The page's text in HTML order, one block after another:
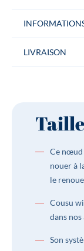
Conditionnement
Type de produits
LIVRAISON
Ce
nouer à
le
Cousu
dans
Son